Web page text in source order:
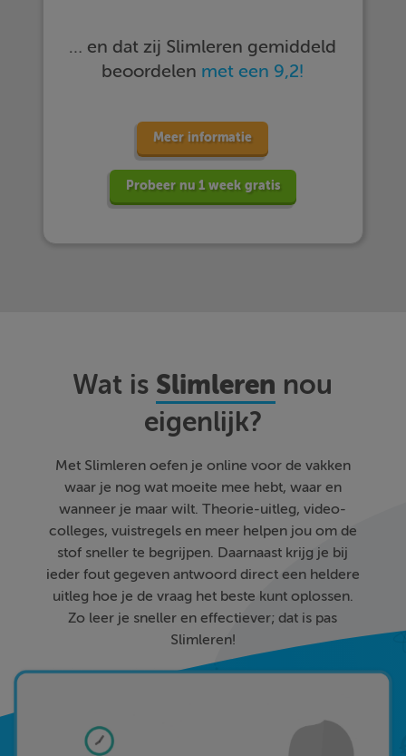
… en dat zij Slimleren gemiddeld
beoordelen met een 9,2!
Meer informatie
Probeer nu 1 week gratis
Wat is Slimleren nou
eigenlijk?
Met Slimleren oefen je online voor de vakken
waar je nog wat moeite mee hebt, waar en
wanneer je maar wilt. Theorie-uitleg, video-
colleges, vuistregels en meer helpen jou om de
stof sneller te begrijpen. Daarnaast krijg je bij
ieder fout gegeven antwoord direct een heldere
uitleg hoe je de vraag het beste kunt oplossen.
Zo leer je sneller en effectiever; dat is pas
Slimleren!